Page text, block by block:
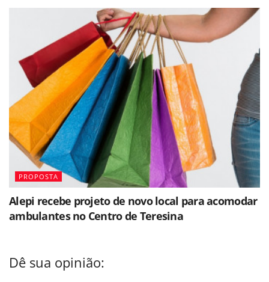
PROPOSTA
Alepi recebe projeto de novo local para acomodar
ambulantes no Centro de Teresina
Dê sua opinião: